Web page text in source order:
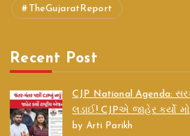
TheGujaratReport
Recent Post
CJP National Agenda:
લડાઈ! CJPએ જાહેર કર્યો
by Arti Parikh